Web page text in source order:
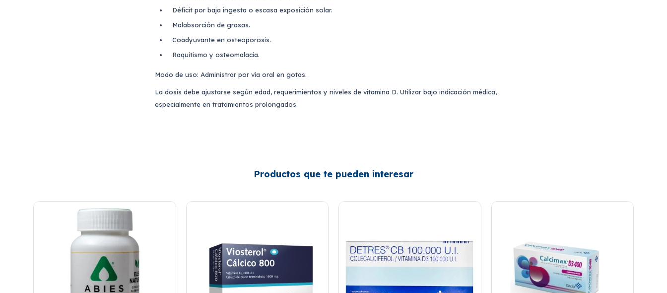
Déficit por baja ingesta o escasa exposición solar.
Malabsorción de grasas.
Coadyuvante en osteoporosis.
Raquitismo y osteomalacia.
Modo de uso: Administrar por vía oral en gotas.
La dosis debe ajustarse según edad, requerimientos y niveles de vitamina D. Utilizar bajo indicación médica,
especialmente en tratamientos prolongados.
Productos que te pueden interesar